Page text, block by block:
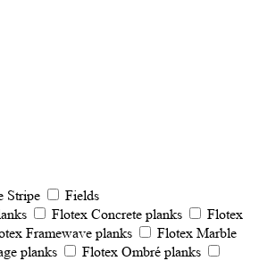
Stripe
Fields
Flotex Concrete planks
Flotex
Framewave planks
Flotex Marble
planks
Flotex Ombré planks